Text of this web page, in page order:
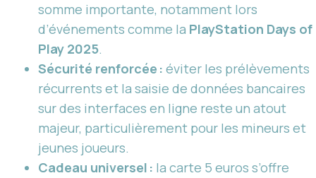
somme importante, notamment lors
d’événements comme la PlayStation Days of
Play 2025.
Sécurité renforcée : éviter les prélèvements
récurrents et la saisie de données bancaires
sur des interfaces en ligne reste un atout
majeur, particulièrement pour les mineurs et
jeunes joueurs.
Cadeau universel : la carte 5 euros s’offre